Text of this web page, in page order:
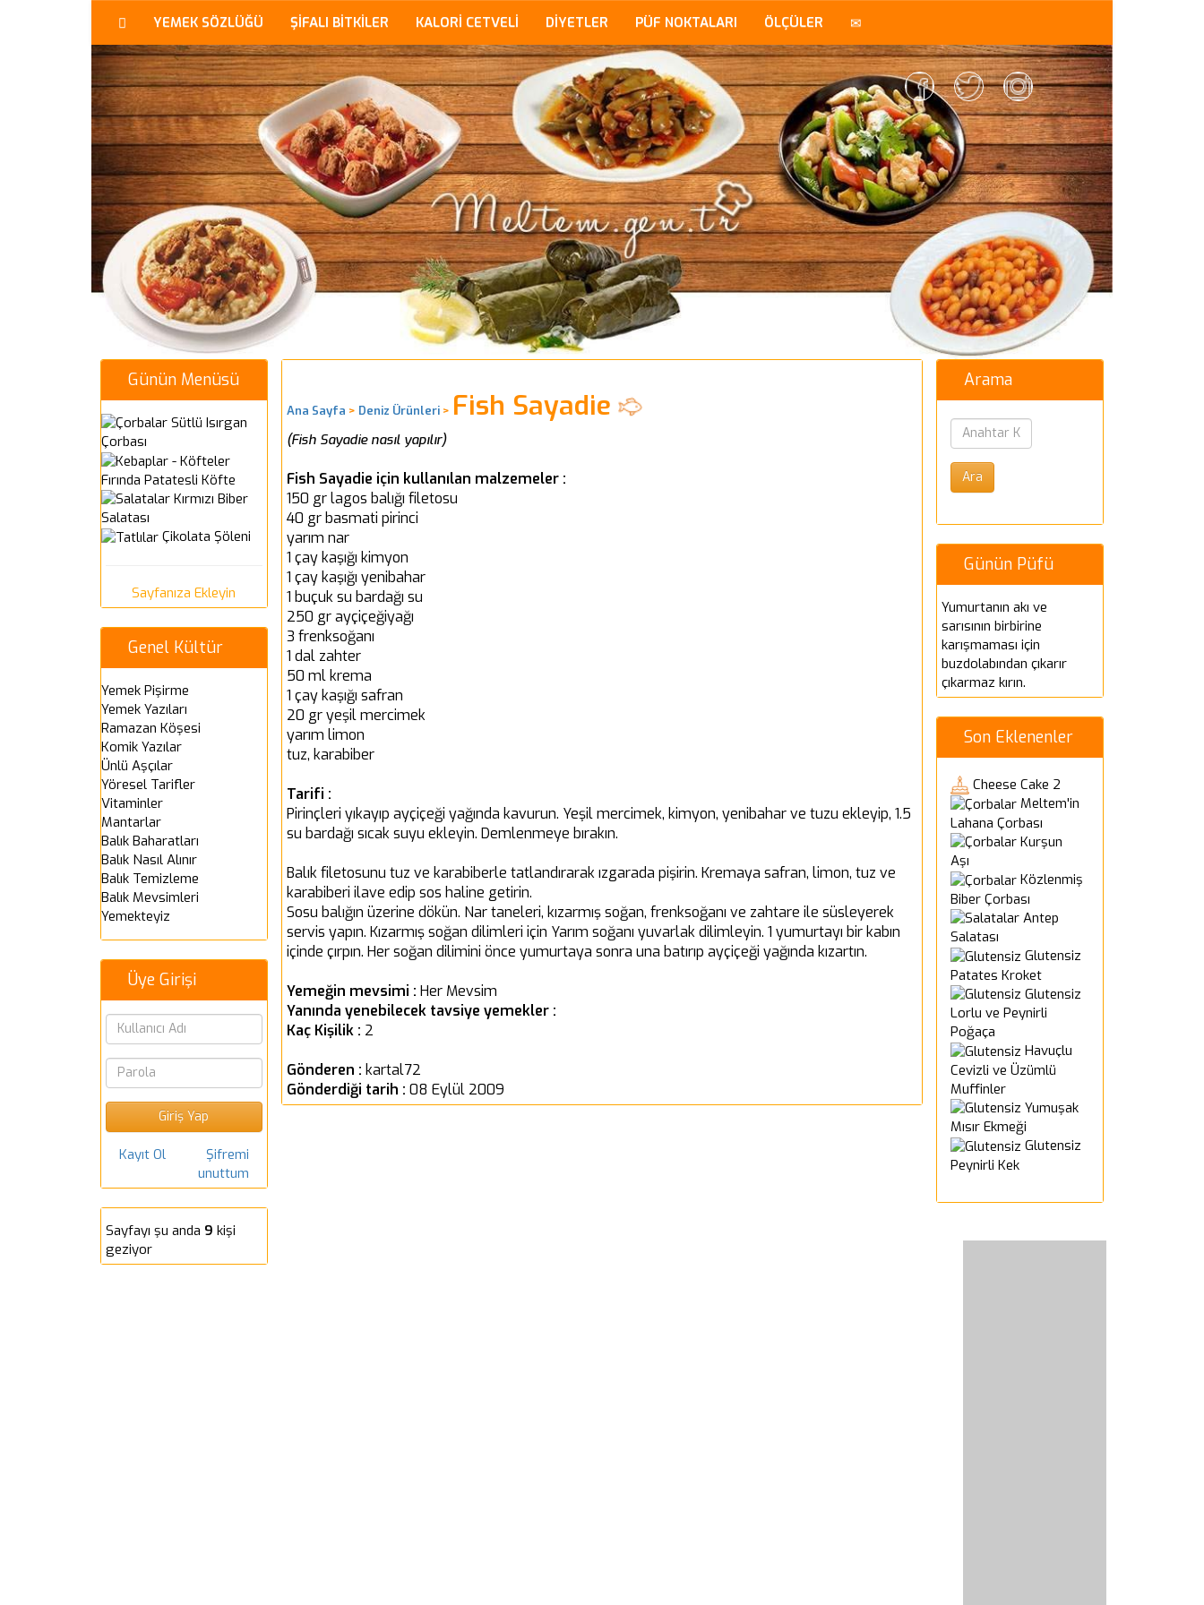
YEMEK SÖZLÜĞÜ ŞİFALI BİTKİLER KALORİ CETVELİ DİYETLER PÜF NOKTALARI ÖLÇÜLER
Ana Sayfa > Deniz Ürünleri> Fish Sayadie
(Fish Sayadie nasıl yapılır)
Fish Sayadie için kullanılan malzemeler :
150 gr lagos balığı filetosu
40 gr basmati pirinci
yarım nar
1 çay kaşığı kimyon
1 çay kaşığı yenibahar
1 buçuk su bardağı su
250 gr ayçiçeğiyağı
3 frenksoğanı
1 dal zahter
50 ml krema
1 çay kaşığı safran
20 gr yeşil mercimek
yarım limon
tuz, karabiber
Tarifi :
Pirinçleri yıkayıp ayçiçeği yağında kavurun. Yeşil mercimek, kimyon, yenibahar ve tuzu ekleyip, 1.5
su bardağı sıcak suyu ekleyin. Demlenmeye bırakın.
Balık filetosunu tuz ve karabiberle tatlandırarak ızgarada pişirin. Kremaya safran, limon, tuz ve
karabiberi ilave edip sos haline getirin.
Sosu balığın üzerine dökün. Nar taneleri, kızarmış soğan, frenksoğanı ve zahtare ile süsleyerek
servis yapın. Kızarmış soğan dilimleri için Yarım soğanı yuvarlak dilimleyin. 1 yumurtayı bir kabın
içinde çırpın. Her soğan dilimini önce yumurtaya sonra una batırıp ayçiçeği yağında kızartın.
Yemeğin mevsimi : Her Mevsim
Yanında yenebilecek tavsiye yemekler :
Kaç Kişilik : 2
Gönderen : kartal72
Gönderdiği tarih : 08 Eylül 2009
Günün Menüsü
Sütlü Isırgan
Çorbası
Fırında Patatesli Köfte
Kırmızı Biber
Salatası
Çikolata Şöleni
Sayfanıza Ekleyin
Genel Kültür
Yemek Pişirme
Yemek Yazıları
Ramazan Köşesi
Komik Yazılar
Ünlü Aşçılar
Yöresel Tarifler
Vitaminler
Mantarlar
Balık Baharatları
Balık Nasıl Alınır
Balık Temizleme
Balık Mevsimleri
Yemekteyiz
Üye Girişi
Kayıt Ol
Şifremi
unuttum
Sayfayı şu anda 9 kişi
geziyor
Arama
Günün Püfü
Yumurtanın akı ve
sarısının birbirine
karışmaması için
buzdolabından çıkarır
çıkarmaz kırın.
Son Eklenenler
Cheese Cake 2
Meltem'in
Lahana Çorbası
Kurşun
Aşı
Közlenmiş
Biber Çorbası
Antep
Salatası
Glutensiz
Patates Kroket
Glutensiz
Lorlu ve Peynirli
Poğaça
Havuçlu
Cevizli ve Üzümlü
Muffinler
Yumuşak
Mısır Ekmeği
Glutensiz
Peynirli Kek